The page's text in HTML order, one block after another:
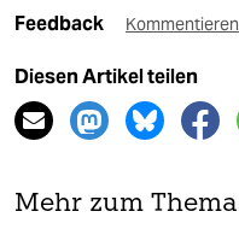
Feedback Kommentieren
Diesen Artikel teilen
Mehr zum Thema